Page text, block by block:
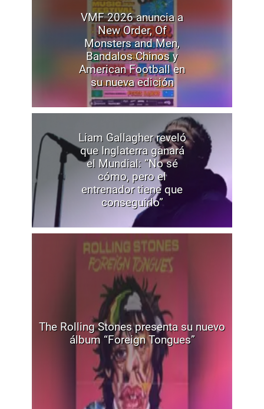
VMF 2026 anuncia a
New Order, Of
Monsters and Men,
Bandalos Chinos y
American Football en
su nueva edición
Liam Gallagher reveló
que Inglaterra ganará
el Mundial: “No sé
cómo, pero el
entrenador tiene que
conseguirlo”
The Rolling Stones presenta su nuevo
álbum “Foreign Tongues”